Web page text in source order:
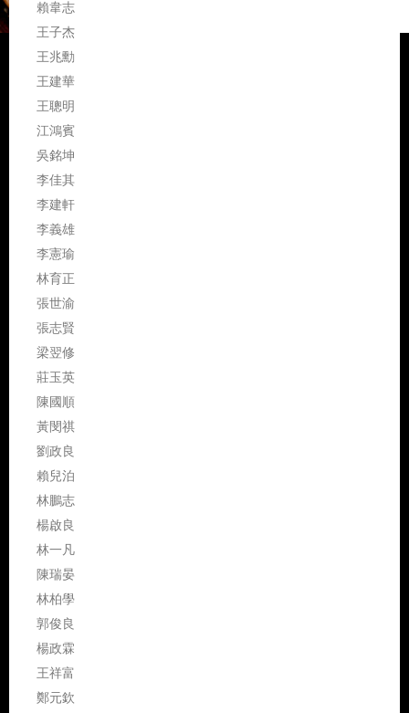
賴韋志
王子杰
王兆勳
王建華
王聰明
江鴻賓
吳銘坤
李佳其
李建軒
李義雄
李憲瑜
林育正
張世渝
張志賢
梁翌修
莊玉英
陳國順
黃閔祺
劉政良
賴兒泊
林鵬志
楊啟良
林一凡
陳瑞晏
林柏學
郭俊良
楊政霖
王祥富
鄭元欽